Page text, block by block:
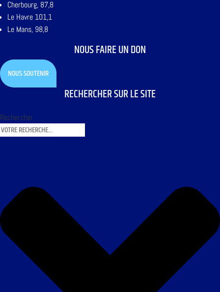
Cherbourg, 87,8
Le Havre 101,1
Le Mans, 98,8
NOUS FAIRE UN DON
NOUS SOUTENIR
RECHERCHER SUR LE SITE
Rechercher